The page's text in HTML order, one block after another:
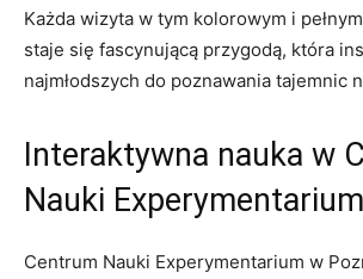
Każda wizyta w tym ‌kolorowym i
staje się fascynującą przygodą, która
najmłodszych do poznawania tajemnic
Interaktywna nauka w
Nauki Experymentarium
Centrum Nauki Experymentarium w